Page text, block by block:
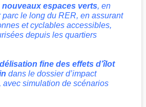
espaces verts, en
le long du RER, en assurant
et cyclables accessibles,
depuis les quartiers
fine des effets d’îlot
dans le dossier d’impact
avec simulation de scénarios